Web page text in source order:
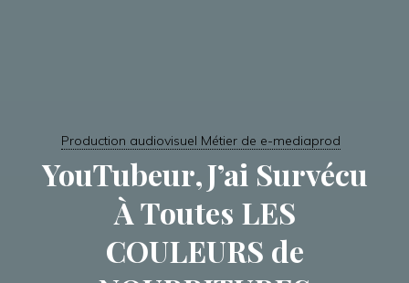
Production audiovisuel Métier de e-mediaprod
YouTubeur,J’ai Survécu
À Toutes LES
COULEURS de